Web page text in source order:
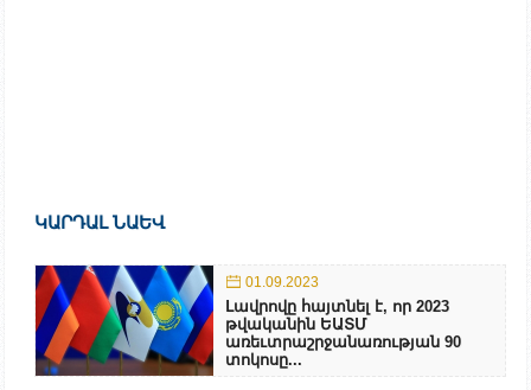
ԿԱՐԴԱԼ ՆԱԵՎ
01.09.2023
Լավրովը հայտնել է, որ 2023
թվականին ԵԱՏՄ
առեւտրաշրջանառության 90
տոկոսը...